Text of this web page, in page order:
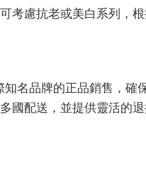
考慮抗老或美白系列，
名品牌的正品銷售，確
國配送，並提供靈活的